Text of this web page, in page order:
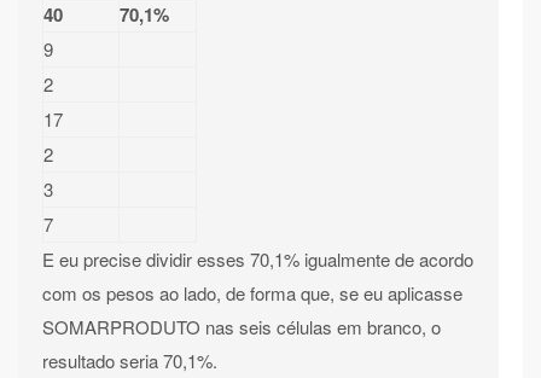
40 70,1%
9
2
17
2
3
7
E eu precise dividir esses 70,1% igualmente de acordo
com os pesos ao lado, de forma que, se eu aplicasse
SOMARPRODUTO nas seis células em branco, o
resultado seria 70,1%.